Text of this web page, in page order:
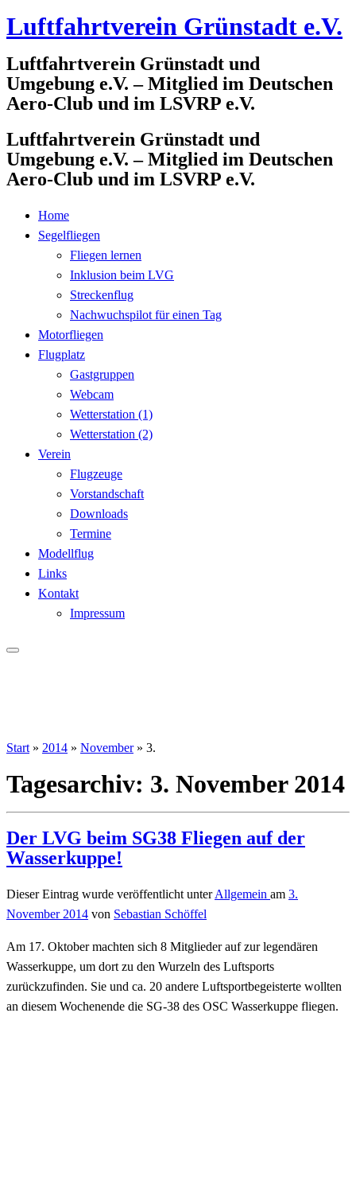
Zum
springen
Luftfahrtverein Grünstadt e.V.
Luftfahrtverein Grünstadt und
Umgebung e.V. – Mitglied im Deutschen
Aero-Club und im LSVRP e.V.
Luftfahrtverein Grünstadt und
Umgebung e.V. – Mitglied im Deutschen
Aero-Club und im LSVRP e.V.
Home
Segelfliegen
Fliegen lernen
Inklusion beim LVG
Streckenflug
Nachwuchspilot für einen Tag
Motorfliegen
Flugplatz
Gastgruppen
Webcam
Wetterstation (1)
Wetterstation (2)
Verein
Flugzeuge
Vorstandschaft
Downloads
Termine
Modellflug
Links
Kontakt
Impressum
Start » 2014 » November » 3.
Tagesarchiv: 3. November 2014
Der LVG beim SG38 Fliegen auf der
Wasserkuppe!
Dieser Eintrag wurde veröffentlicht unterAllgemein am 3.
November 2014 von Sebastian Schöffel
Am 17. Oktober machten sich 8 Mitglieder auf zur legendären
Wasserkuppe, um dort zu den Wurzeln des Luftsports
zurückzufinden. Sie und ca. 20 andere Luftsportbegeisterte wollten
an diesem Wochenende die SG-38 des OSC Wasserkuppe fliegen.